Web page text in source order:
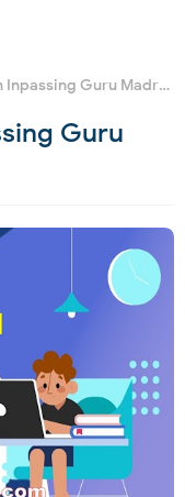
Guru Madrasah Di Simpatika
Guru